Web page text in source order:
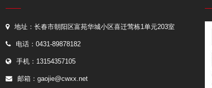
地址：长春市朝阳区富苑华城小区喜迁莺栋1单元203室
电话：0431-89878182
手机：13154357105
邮箱： gaojie@cwxx.net